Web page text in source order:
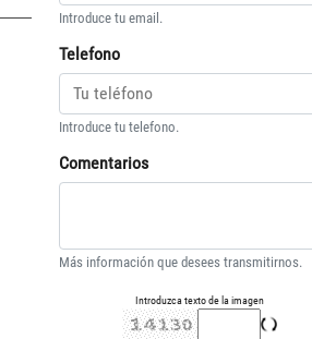
Introduce tu email.
Telefono
Introduce tu telefono.
Comentarios
Más información que desees transmitirnos.
Introduzca texto de la imagen